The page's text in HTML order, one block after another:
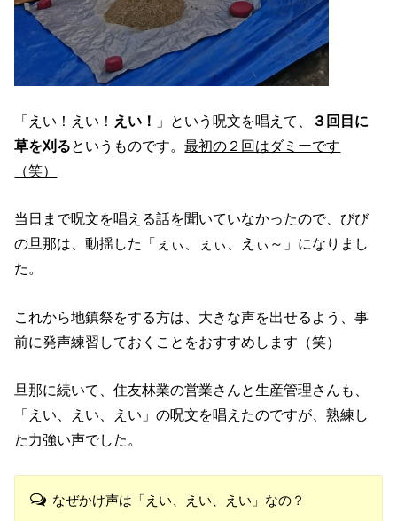
「えい！えい！ えい！ 」という呪文を唱えて、
３回目に
草を刈るというものです。最初の２回はダミーです
（笑）
当日まで呪文を唱える話を聞いていなかったので、びび
の旦那は、動揺した「ぇぃ、ぇぃ、えぃ～」になりまし
た。
これから地鎮祭をする方は、大きな声を出せるよう、事
前に発声練習しておくことをおすすめします（笑）
旦那に続いて、住友林業の営業さんと生産管理さんも、
「えい、えい、えい」の呪文を唱えたのですが、熟練し
た力強い声でした。
なぜかけ声は「えい、えい、えい」なの？